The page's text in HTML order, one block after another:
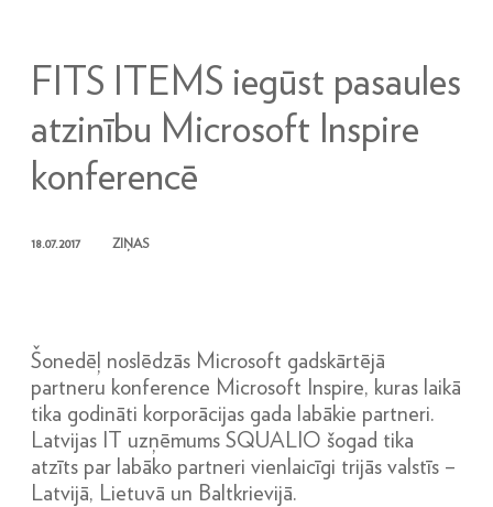
FITS ITEMS iegūst pasaules
atzinību Microsoft Inspire
konferencē
18.07.2017 ZIŅAS
Šonedēļ noslēdzās Microsoft gadskārtējā
partneru konference Microsoft Inspire, kuras laikā
tika godināti korporācijas gada labākie partneri.
Latvijas IT uzņēmums SQUALIO šogad tika
atzīts par labāko partneri vienlaicīgi trijās valstīs –
Latvijā, Lietuvā un Baltkrievijā.